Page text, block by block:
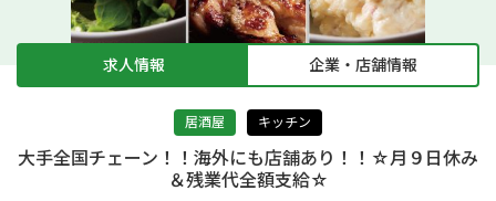
求人情報 企業・店舗情報
居酒屋 キッチン
大手全国チェーン！！海外にも店舗あり！！☆月９日休み
＆残業代全額支給☆